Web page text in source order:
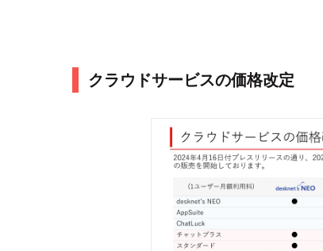
クラウドサービスの価格改定